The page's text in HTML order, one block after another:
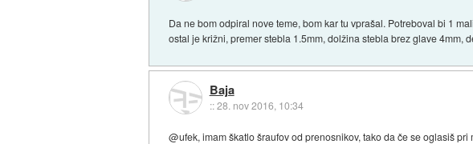
Da ne bom odpiral nove teme, bom kar tu vprašal. Potreboval bi 1
ostal je križni, premer stebla 1.5mm, dolžina stebla brez glave 4mm,
Baja
::28. nov 2016, 10:34
@ufek, imam škatlo šraufov od prenosnikov, tako da če se oglasiš